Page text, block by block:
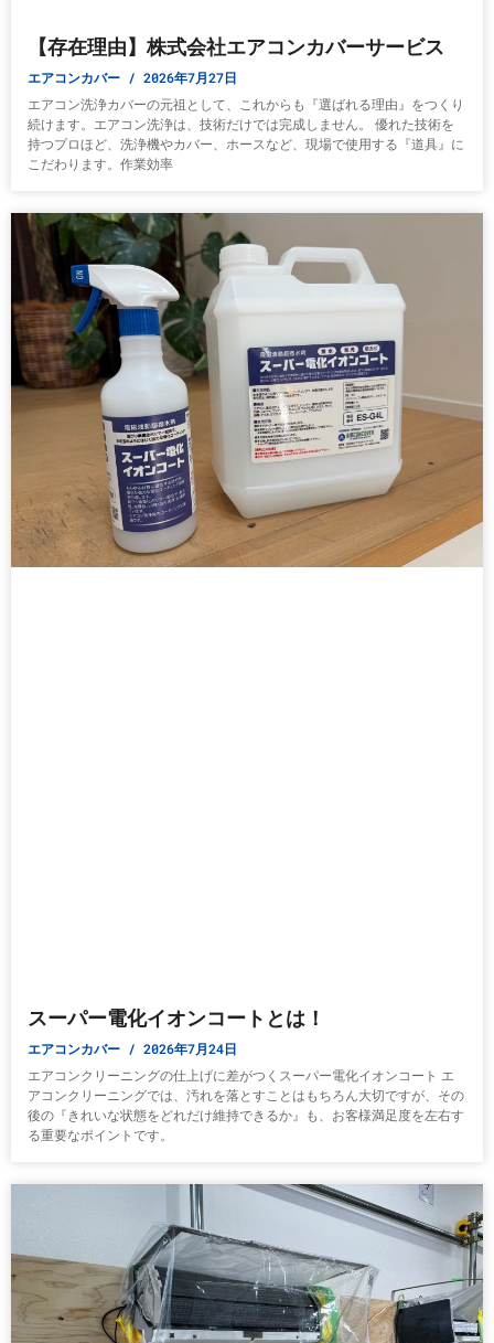
【存在理由】株式会社エアコンカバーサービス
エアコンカバー 2026年7月27日
エアコン洗浄カバーの元祖として、これからも『選ばれる理由』をつくり
続けます。エアコン洗浄は、技術だけでは完成しません。 優れた技術を
持つプロほど、洗浄機やカバー、ホースなど、現場で使用する『道具』に
こだわります。作業効率
スーパー電化イオンコートとは！
エアコンカバー 2026年7月24日
エアコンクリーニングの仕上げに差がつくスーパー電化イオンコート エ
アコンクリーニングでは、汚れを落とすことはもちろん大切ですが、その
後の『きれいな状態をどれだけ維持できるか』も、お客様満足度を左右す
る重要なポイントです。